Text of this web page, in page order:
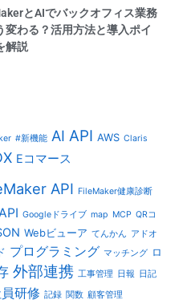
とAIでバックオフィス業務
変わる？活用方法と導入ポイ
解説
#新機能 AI API AWS Claris
Eコマース
API FileMaker健康診断
Googleドライブ map MCP QRコ
Webビューア てんかん アドオ
プログラミング マッチング ロ
外部連携 工事管理 日報 日記
研修 記録 関数 顧客管理